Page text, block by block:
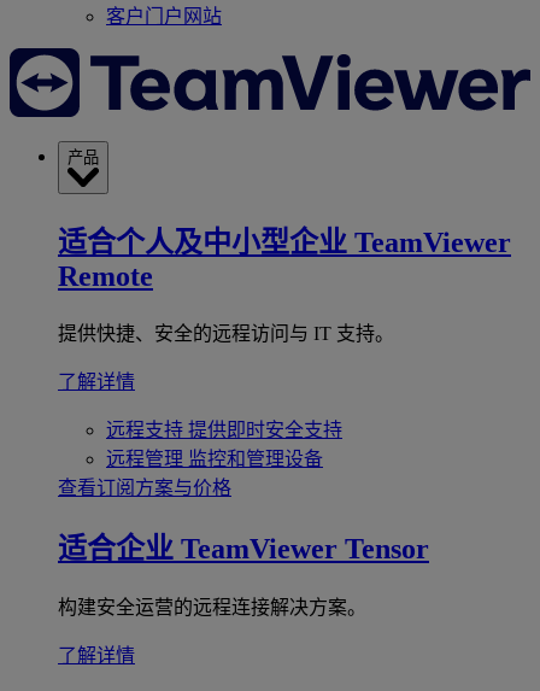
客户门户网站
产品
适合个人及中小型企业 TeamViewer
Remote
提供快捷、安全的远程访问与 IT 支持。
了解详情
远程支持 提供即时安全支持
远程管理 监控和管理设备
查看订阅方案与价格
适合企业 TeamViewer Tensor
构建安全运营的远程连接解决方案。
了解详情